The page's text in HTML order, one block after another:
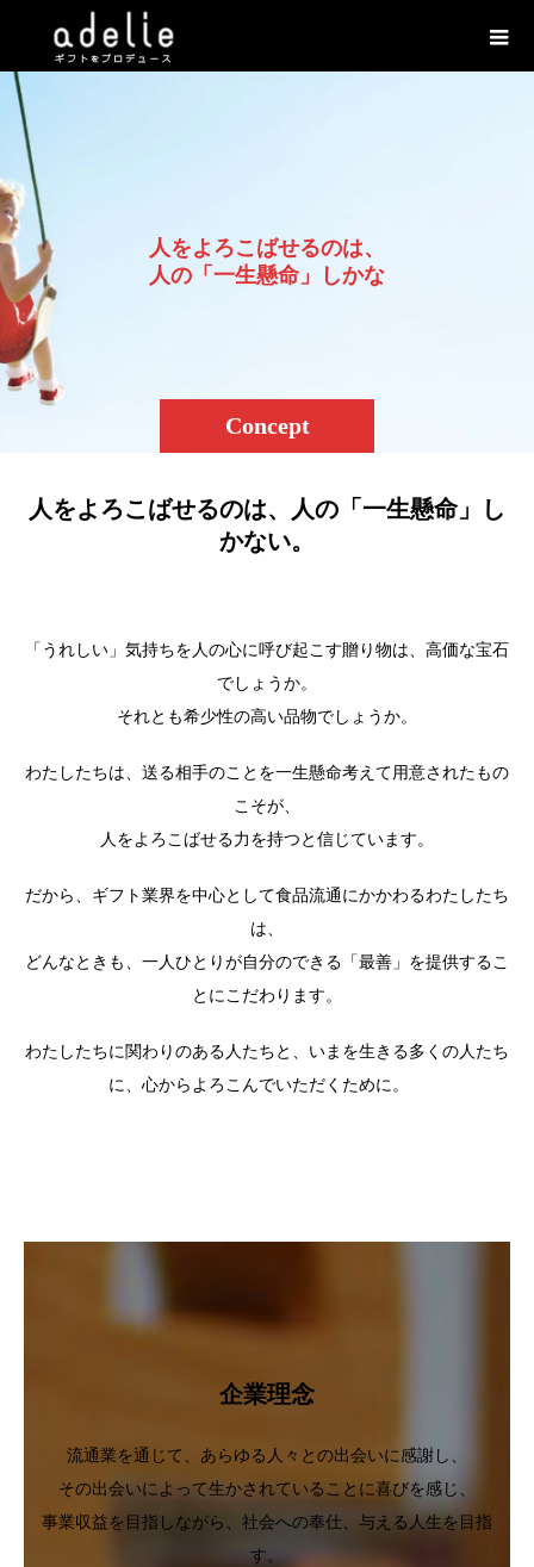
Concept
人をよろこばせるのは、
人の「 一生懸命」 し かない
人をよろこばせるのは、人の「一生懸命」し
かない。
「うれしい」気持ちを人の心に呼び起こす贈り物は、高価な宝石
でしょうか。
それとも希少性の高い品物でしょうか。
わたしたちは、送る相手のことを一生懸命考えて用意されたもの
こそが、
人をよろこばせる力を持つと信じています。
だから、ギフト業界を中心として食品流通にかかわるわたしたち
は、
どんなときも、一人ひとりが自分のできる「最善」を提供するこ
とにこだわります。
わたしたちに関わりのある人たちと、いまを生きる多くの人たち
に、心からよろこんでいただくために。
企業理念
流通業を通じて、あらゆる人々との出会いに感謝し、
その出会いによって生かされていることに喜びを感じ、
事業収益を目指しながら、社会への奉仕、与える人生を目指
す。